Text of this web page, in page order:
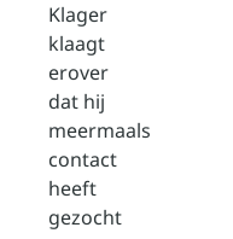
Klager
klaagt
erover
dat hij
meermaals
contact
heeft
gezocht